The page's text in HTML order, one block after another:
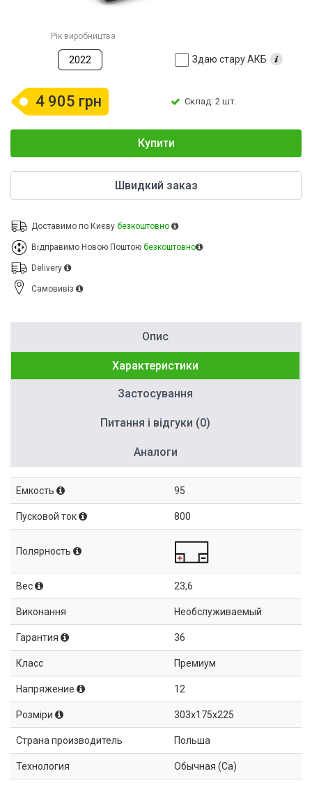
Рік виробництва
2022 Здаю стару АКБ
4 905 грн Склад: 2 шт.
Купити
Швидкий заказ
Доставимо по Києву безкоштовно
Відправимо Новою Поштою безкоштовно
Delivery
Cамовивіз
Опис
Характеристики
Застосування
Питання і відгуки (0)
Аналоги
Емкость 95
Пусковой ток 800
Полярность
Вес 23,6
Виконання Необслуживаемый
Гарантия 36
Класс Премиум
Напряжение 12
Розміри 303x175x225
Страна производитель Польша
Технология Обычная (Ca)